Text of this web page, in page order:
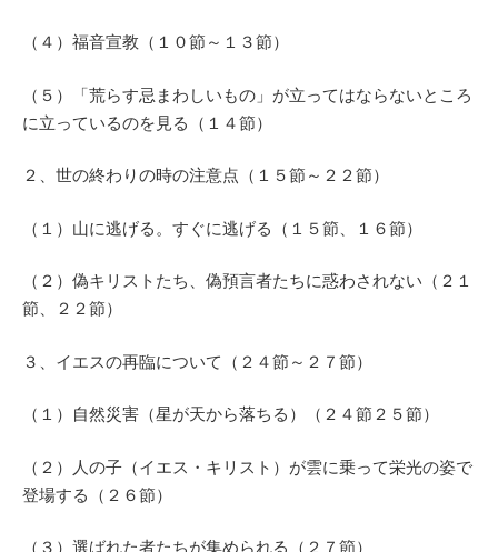
（４）福音宣教（１０節～１３節）
（５）「荒らす忌まわしいもの」が立ってはならないところ
に立っているのを見る（１４節）
２、世の終わりの時の注意点（１５節～２２節）
（１）山に逃げる。すぐに逃げる（１５節、１６節）
（２）偽キリストたち、偽預言者たちに惑わされない（２１
節、２２節）
３、イエスの再臨について（２４節～２７節）
（１）自然災害（星が天から落ちる）（２４節２５節）
（２）人の子（イエス・キリスト）が雲に乗って栄光の姿で
登場する（２６節）
（３）選ばれた者たちが集められる（２７節）